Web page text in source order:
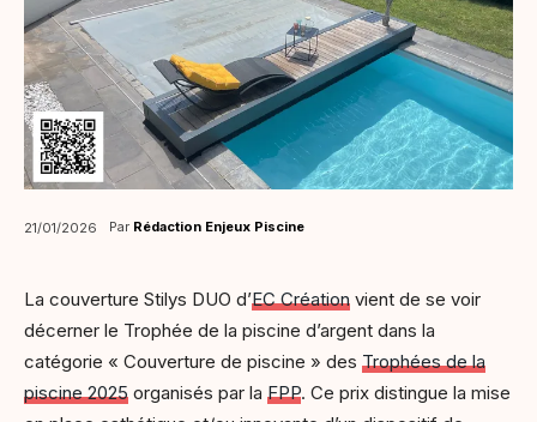
21/01/2026 Par Rédaction Enjeux Piscine
La couverture Stilys DUO d’EC Création vient de se voir
décerner le Trophée de la piscine d’argent dans la
catégorie « Couverture de piscine » des Trophées de la
piscine 2025 organisés par la FPP. Ce prix distingue la mise